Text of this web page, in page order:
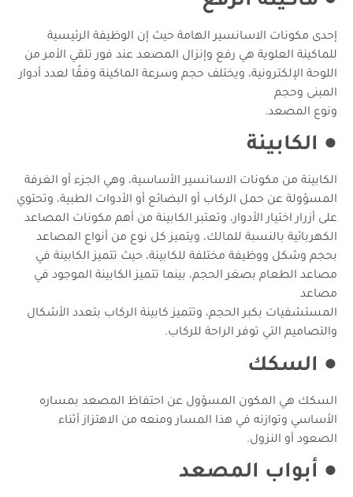
إحدى مكونات الاسانسير الهامة حيث إن الوظيفة الرئيسية
للماكينة العلوية هي رفع وإنزال المصعد عند فور تلقي الأمر من
اللوحة الإلكترونية، ويختلف حجم وسرعة الماكينة وفقًا لعدد أدوار
المبنى وحجم
ونوع المصعد.
● الكابينة
الكابينة من مكونات الاسانسير الأساسية، وهي الجزء أو الغرفة
المسؤولة عن حمل الركاب أو البضائع أو الأدوات الطبية، وتحتوي
على أزرار اختيار الأدوار، وتعتبر الكابينة من أهم مكونات المصاعد
الكهربائية بالنسبة للمالك، ويتميز كل نوع من أنواع المصاعد
بحجم وشكل ووظيفة مختلفة للكابينة، حيث تتميز الكابينة في
مصاعد الطعام بصغر الحجم، بينما تتميز الكابينة الموجود في
مصاعد
المستشفيات بكبر الحجم، وتتميز كابينة الركاب بتعدد الأشكال
والتصاميم التي توفر الراحة للركاب.
● السكك
السكك هي المكون المسؤول عن احتفاظ المصعد بمساره
الأساسي وتوازنه في هذا المسار ومنعه من الاهتزاز أثناء
الصعود أو النزول.
● أبواب المصعد